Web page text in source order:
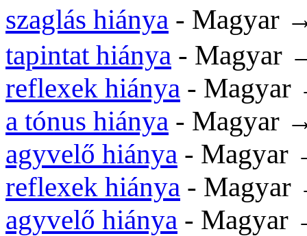
szaglás hiánya - Magyar
tapintat hiánya - Magyar
reflexek hiánya - Magyar
a tónus hiánya - Magyar
agyvelő hiánya - Magyar
reflexek hiánya - Magyar
agyvelő hiánya - Magyar